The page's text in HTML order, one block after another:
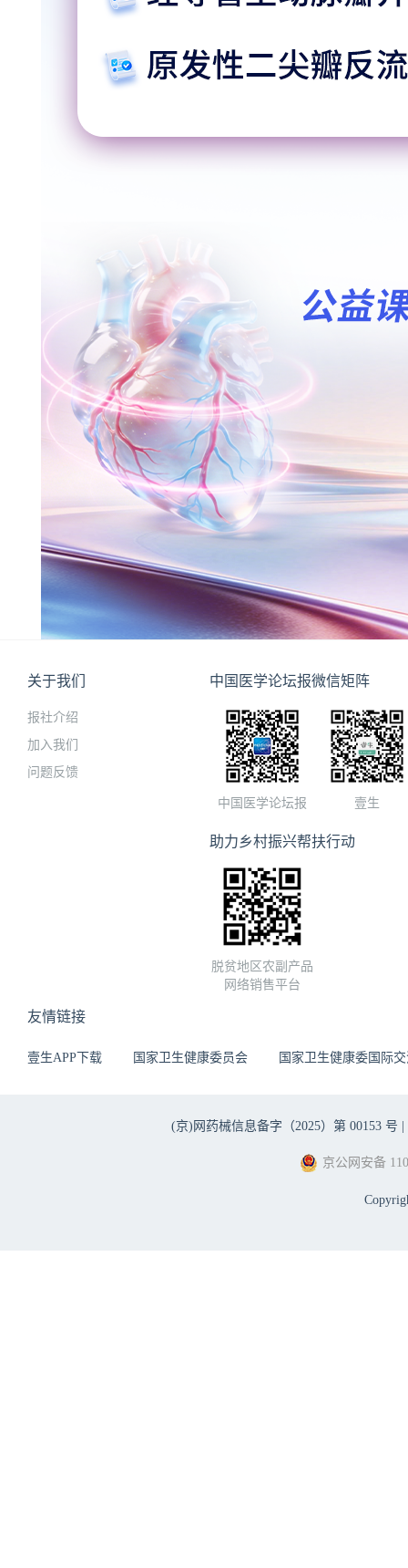
关于我们
报社介绍
加入我们
问题反馈
中国医学论坛报微信矩阵
中国医学论坛报 壹生
助力乡村振兴帮扶行动
脱贫地区农副产品
网络销售平台
友情链接
壹生APP下载 国家卫生健康委员会 国家卫生健康委国际
(京)网药械信息备字（2025）第 00153 号 |
京公网安备